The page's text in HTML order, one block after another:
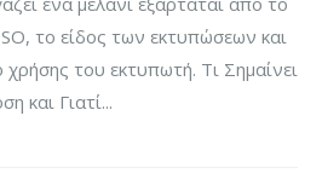
το είδος των εκτυπώσεων και
του εκτυπωτή. Τι Σημαίνει
και Γιατί...